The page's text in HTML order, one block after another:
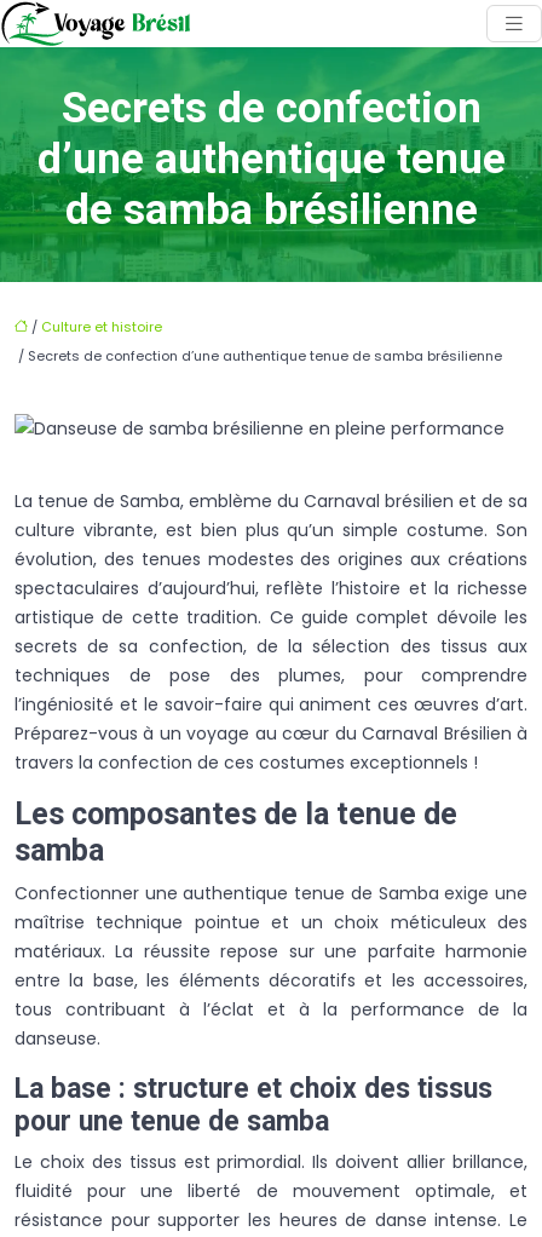
Secrets de confection
d’une authentique tenue
de samba brésilienne
/ Culture et histoire
/ Secrets de confection d’une authentique tenue de samba brésilienne
La tenue de Samba, emblème du Carnaval brésilien et de sa
culture vibrante, est bien plus qu’un simple costume. Son
évolution, des tenues modestes des origines aux créations
spectaculaires d’aujourd’hui, reflète l’histoire et la richesse
artistique de cette tradition. Ce guide complet dévoile les
secrets de sa confection, de la sélection des tissus aux
techniques de pose des plumes, pour comprendre
l’ingéniosité et le savoir-faire qui animent ces œuvres d’art.
Préparez-vous à un voyage au cœur du Carnaval Brésilien à
travers la confection de ces costumes exceptionnels !
Les composantes de la tenue de
samba
Confectionner une authentique tenue de Samba exige une
maîtrise technique pointue et un choix méticuleux des
matériaux. La réussite repose sur une parfaite harmonie
entre la base, les éléments décoratifs et les accessoires,
tous contribuant à l’éclat et à la performance de la
danseuse.
La base : structure et choix des tissus
pour une tenue de samba
Le choix des tissus est primordial. Ils doivent allier brillance,
fluidité pour une liberté de mouvement optimale, et
résistance pour supporter les heures de danse intense. Le